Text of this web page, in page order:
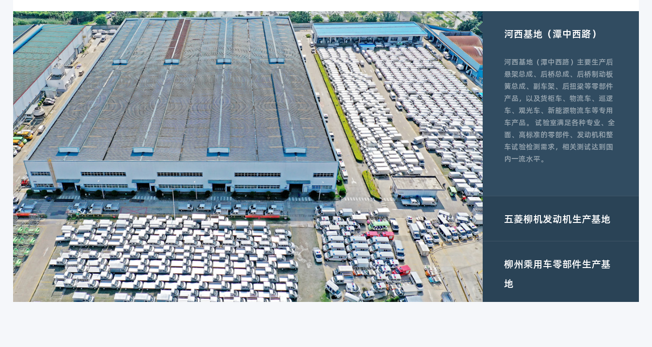
河西基地（潭中西路）
河西基地（潭中西路）主要生产后
悬架总成、后桥总成、后桥制动板
簧总成、副车架、后扭梁等零部件
产品，以及货柜车、物流车、巡逻
车、观光车、新能源物流车等专用
车产品。 试验室满足各种专业、全
面、高标准的零部件、发动机和整
车试验检测需求，相关测试达到国
内一流水平。
五菱柳机发动机生产基地
柳州乘用车零部件生产基
地